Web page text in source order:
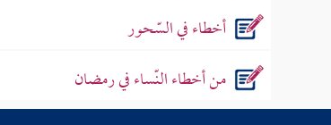
أخطاء في السّحور
من أخطاء النّساء في رمضان